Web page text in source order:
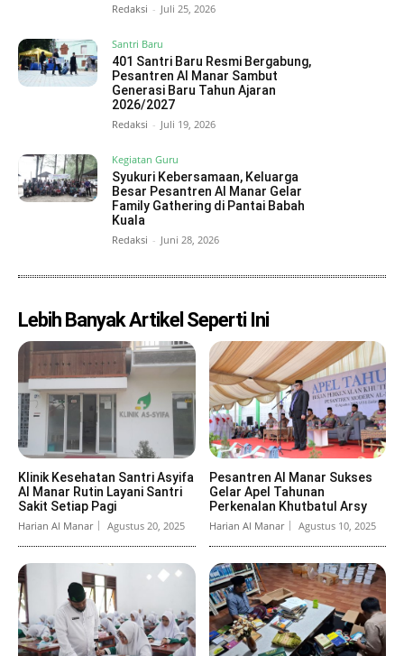
Redaksi - Juli 25, 2026
Santri Baru
401 Santri Baru Resmi Bergabung,
Pesantren Al Manar Sambut
Generasi Baru Tahun Ajaran
2026/2027
Redaksi - Juli 19, 2026
Kegiatan Guru
Syukuri Kebersamaan, Keluarga
Besar Pesantren Al Manar Gelar
Family Gathering di Pantai Babah
Kuala
Redaksi - Juni 28, 2026
Lebih Banyak Artikel Seperti Ini
Klinik Kesehatan Santri Asyifa
Al Manar Rutin Layani Santri
Sakit Setiap Pagi
Harian Al Manar Agustus 20, 2025
Pesantren Al Manar Sukses
Gelar Apel Tahunan
Perkenalan Khutbatul Arsy
Harian Al Manar Agustus 10, 2025